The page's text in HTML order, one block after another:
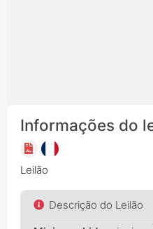
Informações do
Leilão
Descrição do Leilão